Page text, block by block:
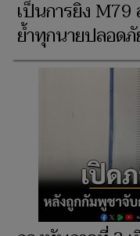
เป็นการยิง
ย้ำทุกนายปลอด